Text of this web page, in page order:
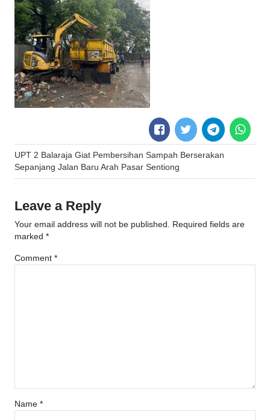
Post
navigation
UPT 2 Balaraja Giat Pembersihan Sampah Berserakan
Sepanjang Jalan Baru Arah Pasar Sentiong
Leave a Reply
Your email address will not be published. Required fields are
marked *
Comment *
Name *